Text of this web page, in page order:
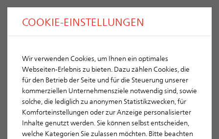
ERLUS Level RS
Farbpalette
COOKIE-EINSTELLUNGEN
Wir verwenden Cookies, um Ihnen ein optimales
Webseiten-Erlebnis zu bieten. Dazu zählen Cookies, die
für den Betrieb der Seite und für die Steuerung unserer
kommerziellen Unternehmensziele notwendig sind, sowie
solche, die lediglich zu anonymen Statistikzwecken, für
Komforteinstellungen oder zur Anzeige personalisierter
Inhalte genutzt werden. Sie können selbst entscheiden,
welche Kategorien Sie zulassen möchten. Bitte beachten